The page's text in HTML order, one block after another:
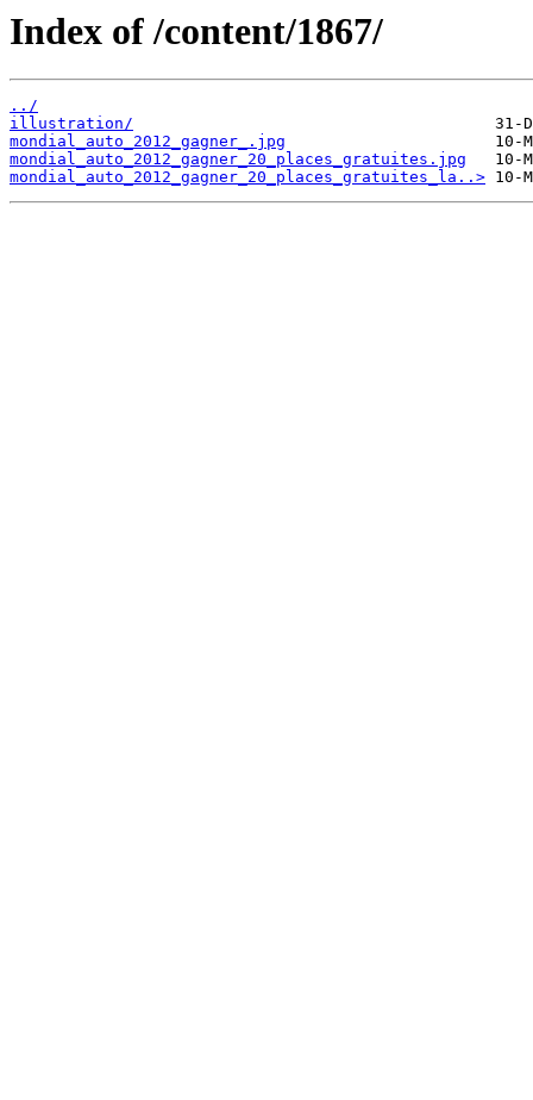
Index of /content/1867/
../
illustration/
mondial_auto_2012_gagner_.jpg
mondial_auto_2012_gagner_20_places_gratuites.jpg
mondial_auto_2012_gagner_20_places_gratuites_la..>